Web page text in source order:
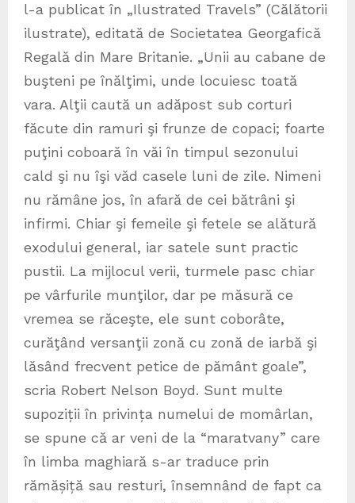
l-a publicat în „Ilustrated Travels” (Călătorii
ilustrate), editată de Societatea Georgafică
Regală din Mare Britanie. „Unii au cabane de
buşteni pe înălţimi, unde locuiesc toată
vara. Alţii caută un adăpost sub corturi
făcute din ramuri şi frunze de copaci; foarte
puţini coboară în văi în timpul sezonului
cald şi nu îşi văd casele luni de zile. Nimeni
nu rămâne jos, în afară de cei bătrâni şi
infirmi. Chiar şi femeile şi fetele se alătură
exodului general, iar satele sunt practic
pustii. La mijlocul verii, turmele pasc chiar
pe vârfurile munţilor, dar pe măsură ce
vremea se răceşte, ele sunt coborâte,
curăţând versanţii zonă cu zonă de iarbă şi
lăsând frecvent petice de pământ goale”,
scria Robert Nelson Boyd. Sunt multe
supoziții în privința numelui de momârlan,
se spune că ar veni de la “maratvany” care
în limba maghiară s-ar traduce prin
rămășiță sau resturi, însemnând de fapt ca